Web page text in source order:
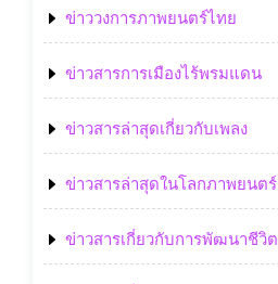
ข่าววงการภาพยนตร์ไทย
ข่าวสารการเมืองไร้พรมแดน
ข่าวสารล่าสุดเกี่ยวกับเพลง
ข่าวสารล่าสุดในโลกภาพยนตร์
ข่าวสารเกี่ยวกับการพัฒนาชีวิต